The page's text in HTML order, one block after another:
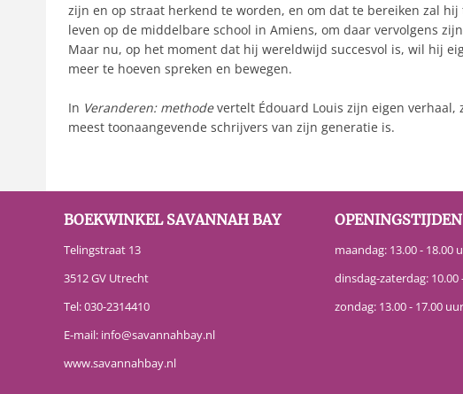
zijn en op straat herkend te worden, en om dat te bereiken zal
leven op de middelbare school in Amiens, om daar vervolgens
Maar nu, op het moment dat hij wereldwijd succesvol is, wil hij
meer te hoeven spreken en bewegen.
In Veranderen: methodevertelt Édouard Louis zijn eigen verhaal,
meest toonaangevende schrijvers van zijn generatie is.
BOEKWINKEL SAVANNAH BAY
Telingstraat 13
3512 GV Utrecht
Tel:030-2314410
E-mail: info@savannahbay.nl
www.savannahbay.nl
OPENINGSTIJDEN
maandag: 13.00 - 18.00
dinsdag-zaterdag: 10.00
zondag: 13.00 - 17.00 uur